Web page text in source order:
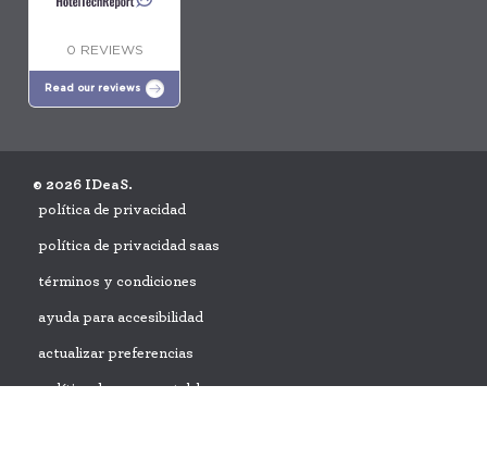
0 REVIEWS
Read our reviews
© 2026 IDeaS.
política de privacidad
política de privacidad saas
términos y condiciones
ayuda para accesibilidad
actualizar preferencias
política de uso aceptable